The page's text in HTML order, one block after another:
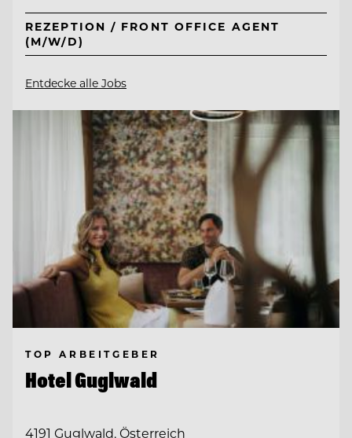
REZEPTION / FRONT OFFICE AGENT
(M/W/D)
Entdecke alle Jobs
TOP ARBEITGEBER
Hotel Guglwald
4191 Guglwald, Österreich